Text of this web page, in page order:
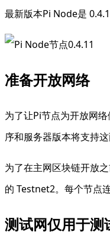
最新版本Pi Node是
准备开放网络
为了让Pi节点为开放网
序和服务器版本将支持
为了在主网区块链开放
的 Testnet2。每个节点
测试网仅用于测